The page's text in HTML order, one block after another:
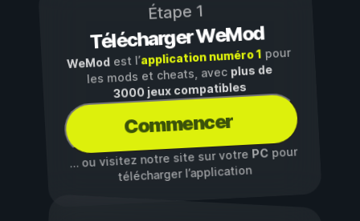
Étape 1
Télécharger WeMod
WeModest l’application numéro 1pour
les mods et cheats, avec plus de
3000 jeux compatibles
Commencer
… ou visitez notre site sur votre PCpour
télécharger l’application